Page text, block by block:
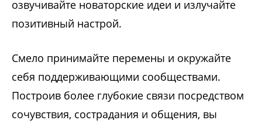
озвучивайте новаторские идеи и излучайте
позитивный настрой.
Смело принимайте перемены и окружайте
себя поддерживающими сообществами.
Построив более глубокие связи посредством
сочувствия, сострадания и общения, вы